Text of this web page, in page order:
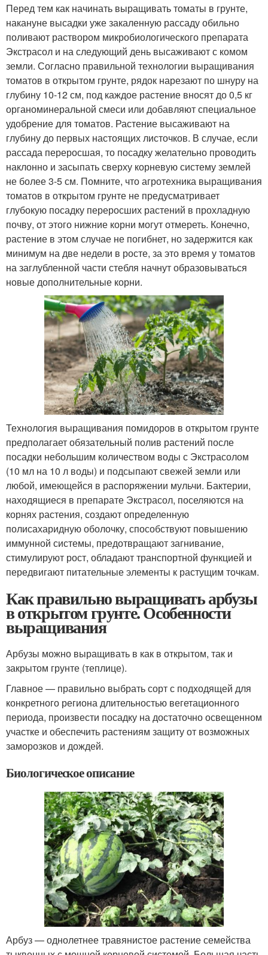
Перед тем как начинать выращивать томаты в грунте,
накануне высадки уже закаленную рассаду обильно
поливают раствором микробиологического препарата
Экстрасол и на следующий день высаживают с комом
земли. Согласно правильной технологии выращивания
томатов в открытом грунте, рядок нарезают по шнуру на
глубину 10-12 см, под каждое растение вносят до 0,5 кг
органоминеральной смеси или добавляют специальное
удобрение для томатов. Растение высаживают на
глубину до первых настоящих листочков. В случае, если
рассада переросшая, то посадку желательно проводить
наклонно и засыпать сверху корневую систему землей
не более 3-5 см. Помните, что агротехника выращивания
томатов в открытом грунте не предусматривает
глубокую посадку переросших растений в прохладную
почву, от этого нижние корни могут отмереть. Конечно,
растение в этом случае не погибнет, но задержится как
минимум на две недели в росте, за это время у томатов
на заглубленной части стебля начнут образовываться
новые дополнительные корни.
Технология выращивания помидоров в открытом грунте
предполагает обязательный полив растений после
посадки небольшим количеством воды с Экстрасолом
(10 мл на 10 л воды) и подсыпают свежей земли или
любой, имеющейся в распоряжении мульчи. Бактерии,
находящиеся в препарате Экстрасол, поселяются на
корнях растения, создают определенную
полисахаридную оболочку, способствуют повышению
иммунной системы, предотвращают загнивание,
стимулируют рост, обладают транспортной функцией и
передвигают питательные элементы к растущим точкам.
Как правильно выращивать арбузы
в открытом грунте. Особенности
выращивания
Арбузы можно выращивать в как в открытом, так и
закрытом грунте (теплице).
Главное — правильно выбрать сорт с подходящей для
конкретного региона длительностью вегетационного
периода, произвести посадку на достаточно освещенном
участке и обеспечить растениям защиту от возможных
заморозков и дождей.
Биологическое описание
Арбуз — однолетнее травянистое растение семейства